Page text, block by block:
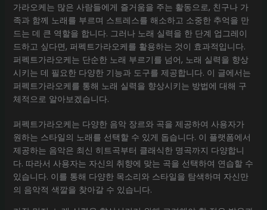
가라오케는 많은 사람들에게 즐거움을 주는 활동으로, 친구나 가
족과 함께 노래를 부르며 스트레스를 해소하고 소중한 추억을 만
드는 데 큰 역할을 합니다. 그러나 노래 실력을 한 단계 업그레이
드하고 싶다면, 퍼펙트가라오케를 활용하는 것이 효과적입니다.
퍼펙트가라오케는 단순한 노래 부르기를 넘어, 노래 실력을 향상
시키는 데 필요한 다양한 기능과 도구를 제공합니다. 이 글에서는
퍼펙트가라오케를 통해 노래 실력을 향상시키는 방법에 대해 구
체적으로 알아보겠습니다.
퍼펙트가라오케는 다양한 음악 장르와 곡을 제공하여 사용자가
원하는 스타일의 노래를 선택할 수 있게 돕습니다. 이 플랫폼에서
제공하는 음악은 최신 히트곡부터 클래식한 명곡까지 다양합니
다. 따라서 사용자는 자신의 취향에 맞는 곡을 선택하여 연습할 수
있습니다. 이를 통해 다양한 목소리와 스타일을 탐색하며 자신만
의 음악적 색깔을 찾아갈 수 있습니다.